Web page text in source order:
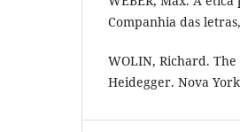
Companhia das
WOLIN, Richard.
Heidegger. Nova